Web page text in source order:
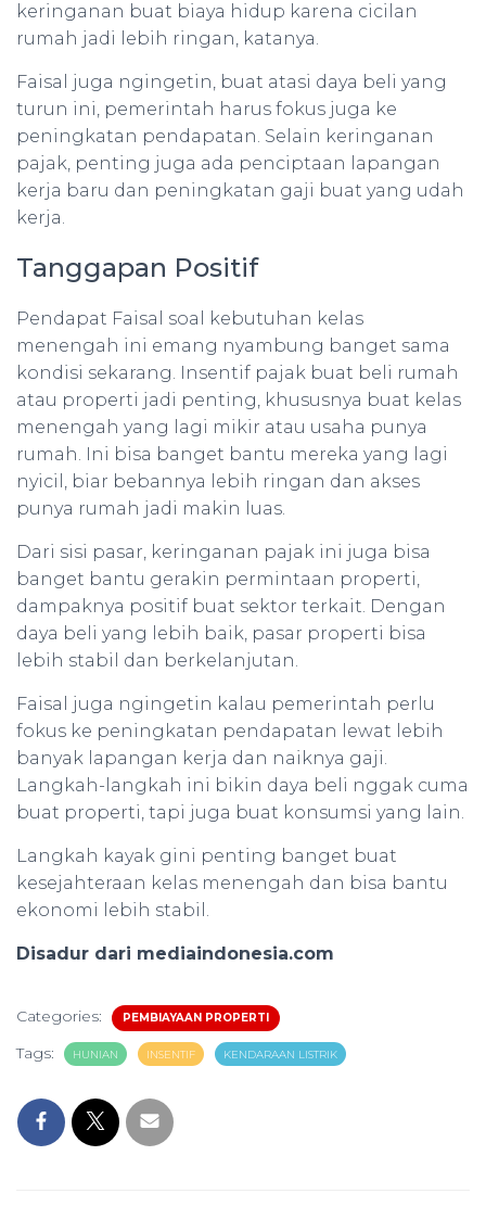
keringanan buat biaya hidup karena cicilan
rumah jadi lebih ringan, katanya.
Faisal juga ngingetin, buat atasi daya beli yang
turun ini, pemerintah harus fokus juga ke
peningkatan pendapatan. Selain keringanan
pajak, penting juga ada penciptaan lapangan
kerja baru dan peningkatan gaji buat yang udah
kerja.
Tanggapan Positif
Pendapat Faisal soal kebutuhan kelas
menengah ini emang nyambung banget sama
kondisi sekarang. Insentif pajak buat beli rumah
atau properti jadi penting, khususnya buat kelas
menengah yang lagi mikir atau usaha punya
rumah. Ini bisa banget bantu mereka yang lagi
nyicil, biar bebannya lebih ringan dan akses
punya rumah jadi makin luas.
Dari sisi pasar, keringanan pajak ini juga bisa
banget bantu gerakin permintaan properti,
dampaknya positif buat sektor terkait. Dengan
daya beli yang lebih baik, pasar properti bisa
lebih stabil dan berkelanjutan.
Faisal juga ngingetin kalau pemerintah perlu
fokus ke peningkatan pendapatan lewat lebih
banyak lapangan kerja dan naiknya gaji.
Langkah-langkah ini bikin daya beli nggak cuma
buat properti, tapi juga buat konsumsi yang lain.
Langkah kayak gini penting banget buat
kesejahteraan kelas menengah dan bisa bantu
ekonomi lebih stabil.
Disadur dari mediaindonesia.com
Categories: PEMBIAYAAN PROPERTI
Tags: HUNIAN INSENTIF KENDARAAN LISTRIK